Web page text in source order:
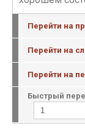
Перейти на
Перейти на
Перейти на
Быстрый